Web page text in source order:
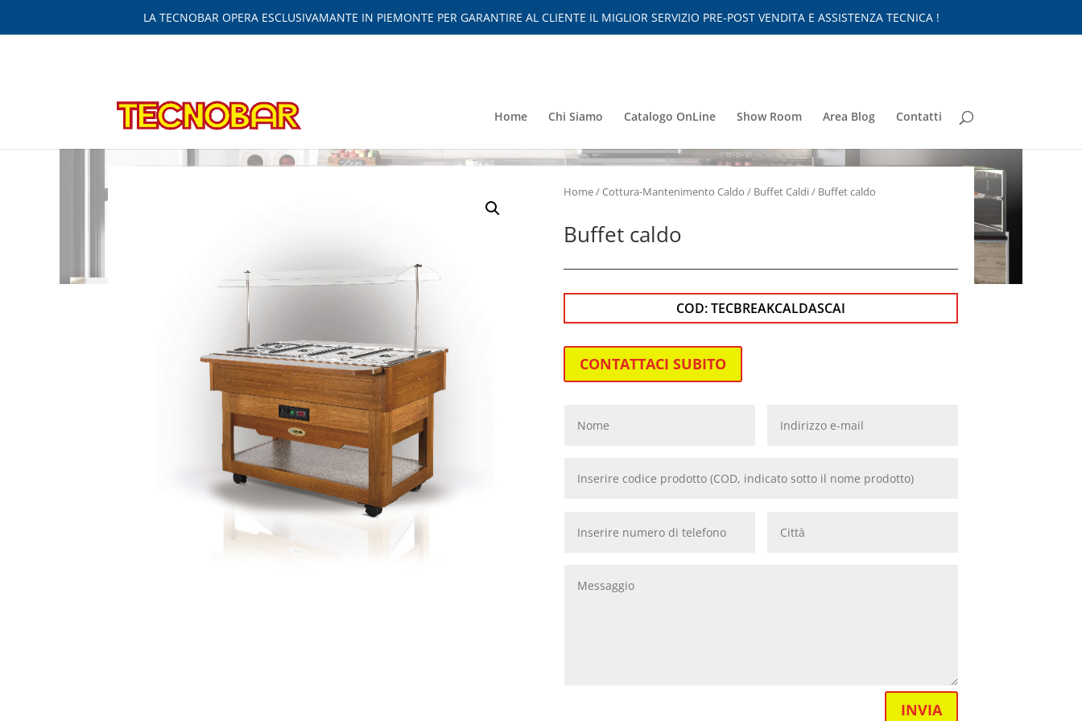
LA TECNOBAR OPERA ESCLUSIVAMANTE IN PIEMONTE PER GARANTIRE AL CLIENTE IL MIGLIOR SERVIZIO PRE-POST VENDITA E ASSISTENZA TECNICA !
Home Chi Siamo Catalogo OnLine Show Room Area Blog Contatti
Home/Cottura-Mantenimento Caldo / Buffet Caldi/ Buffet caldo
Buffet caldo
COD:TECBREAKCALDASCAI
CONTATTACI SUBITO
INVIA